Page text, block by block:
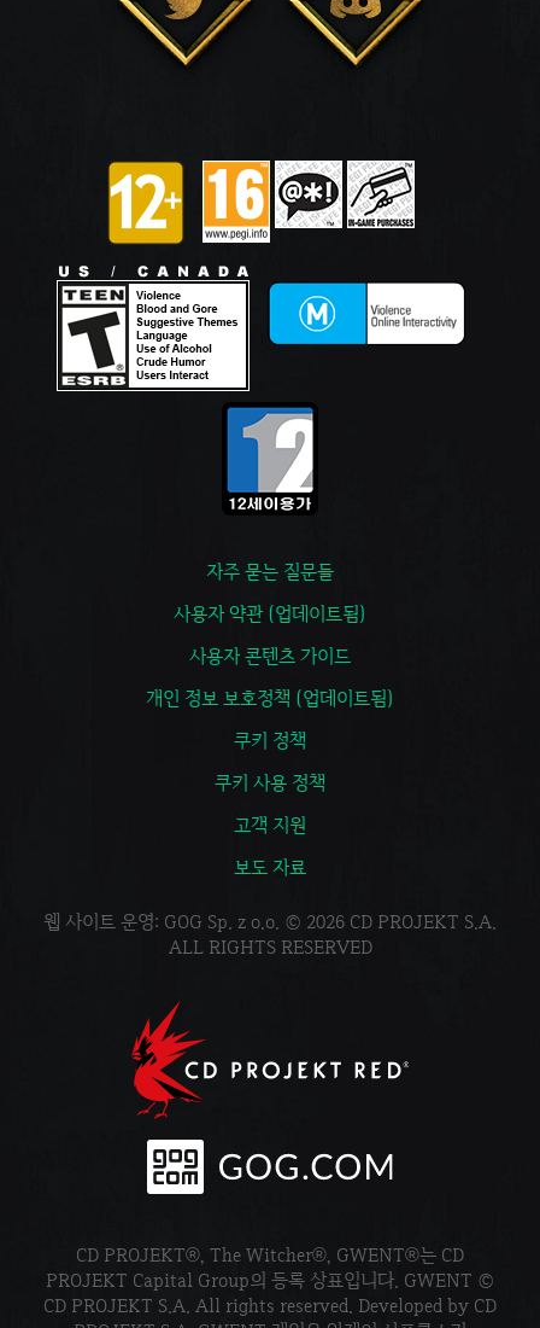
자주 묻는 질문들
사용자 약관 (업데이트됨)
사용자 콘텐츠 가이드
개인 정보 보호정책 (업데이트됨)
쿠키 정책
쿠키 사용 정책
고객 지원
보도 자료
웹 사이트 운영: GOG Sp. z o.o. © 2026 CD PROJEKT S.A.
ALL RIGHTS RESERVED
CD PROJEKT®, The Witcher®, GWENT®는 CD
PROJEKT Capital Group의 등록 상표입니다. GWENT ©
CD PROJEKT S.A. All rights reserved. Developed by CD